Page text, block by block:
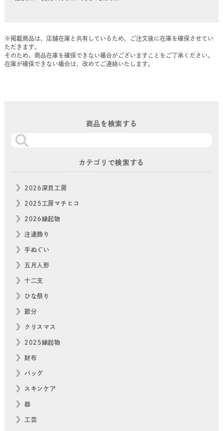
※掲載商品は、店舗在庫と共有しているため、ご注文後に在庫を確保させてい
ただきます。
そのため、商品在庫を確保できない場合がございますことをご了承ください。
在庫が確保できない場合は、改めてご連絡いたします。
商品を検索する
カテゴリで検索する
2026深貝工房
2025工房マチヒコ
2026縁起物
注連飾り
手ぬぐい
五月人形
十二支
ひな祭り
節分
クリスマス
2025縁起物
財布
バッグ
スキンケア
器
工芸